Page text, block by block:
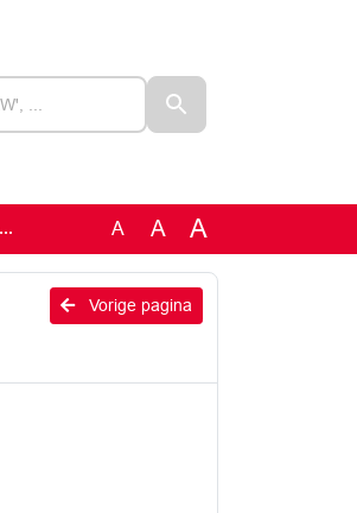
A A A
Vorige pagina